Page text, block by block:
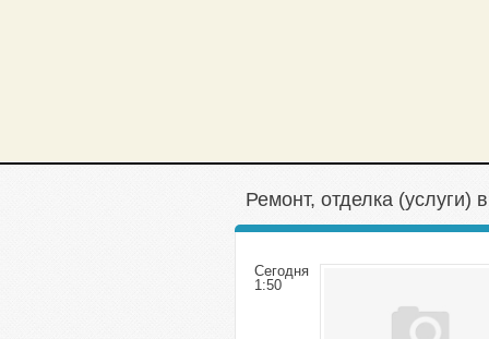
Ремонт, отделка (услуги)
Сегодня
1:50